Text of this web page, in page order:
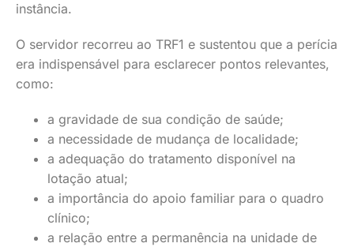
instância.
O servidor recorreu ao TRF1 e sustentou que a perícia
era indispensável para esclarecer pontos relevantes,
como:
a gravidade de sua condição de saúde;
a necessidade de mudança de localidade;
a adequação do tratamento disponível na
lotação atual;
a importância do apoio familiar para o quadro
clínico;
a relação entre a permanência na unidade de